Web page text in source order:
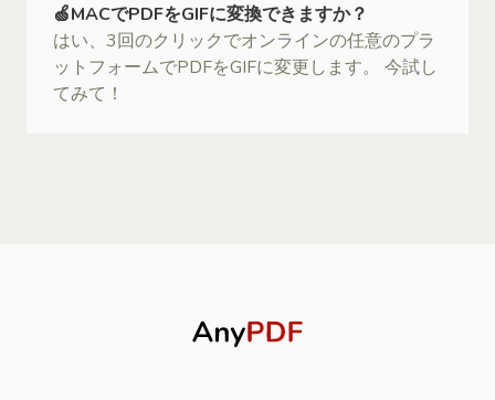
🍏MACでPDFをGIFに変換できますか？
はい、3回のクリックでオンラインの任意のプラ
ットフォームでPDFをGIFに変更します。 今試し
てみて！